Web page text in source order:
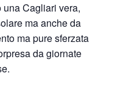
Cagliari vera,
ma anche da
ma pure sferzata
da giornate